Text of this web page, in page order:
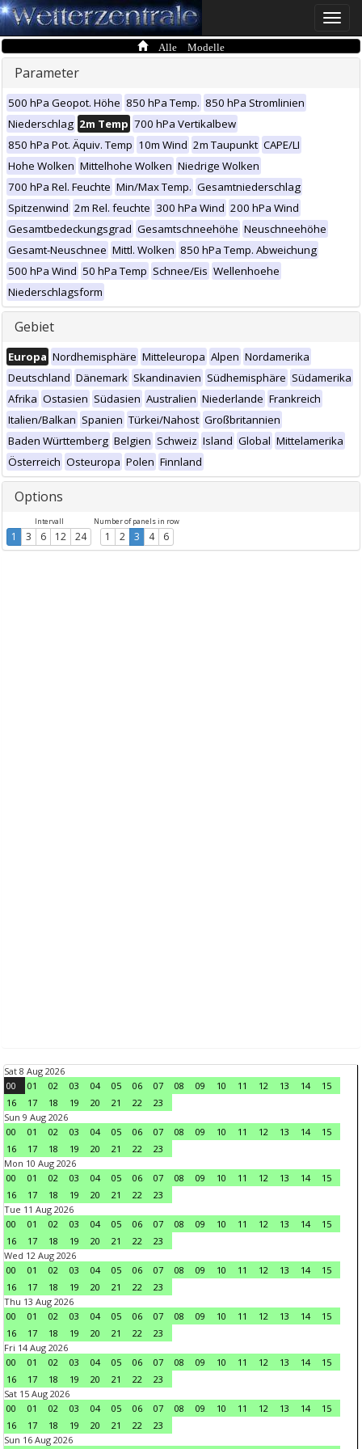
Toggle
Alle Modelle
Parameter
500 hPa Geopot. Höhe 850 hPa Temp. 850 hPa Stromlinien
Niederschlag 2m Temp 700 hPa Vertikalbew
850 hPa Pot. Äquiv. Temp 10m Wind 2m Taupunkt CAPE/LI
Hohe Wolken Mittelhohe Wolken Niedrige Wolken
700 hPa Rel. Feuchte Min/Max Temp. Gesamtniederschlag
Spitzenwind 2m Rel. feuchte 300 hPa Wind 200 hPa Wind
Gesamtbedeckungsgrad Gesamtschneehöhe Neuschneehöhe
Gesamt-Neuschnee Mittl. Wolken 850 hPa Temp. Abweichung
500 hPa Wind 50 hPa Temp Schnee/Eis Wellenhoehe
Niederschlagsform
Gebiet
Europa Nordhemisphäre Mitteleuropa Alpen Nordamerika
Deutschland Dänemark Skandinavien Südhemisphäre Südamerika
Afrika Ostasien Südasien Australien Niederlande Frankreich
Italien/Balkan Spanien Türkei/Nahost Großbritannien
Baden Württemberg Belgien Schweiz Island Global Mittelamerika
Österreich Osteuropa Polen Finnland
Options
Intervall
1 3 6 12 24
Number of panels in row
1 2 3 4 6
Sat 8 Aug 2026
00
01 02 03 04 05 06 07 08 09 10 11 12 13 14
15
16
17 18 19 20 21 22
23
Sun 9 Aug 2026
00
01 02 03 04 05 06 07 08 09 10 11 12 13 14
15
16
17 18 19 20 21 22
23
Mon 10 Aug 2026
00
01 02 03 04 05 06 07 08 09 10 11 12 13 14
15
16
17 18 19 20 21 22
23
Tue 11 Aug 2026
00
01 02 03 04 05 06 07 08 09 10 11 12 13 14
15
16
17 18 19 20 21 22
23
Wed 12 Aug 2026
00
01 02 03 04 05 06 07 08 09 10 11 12 13 14
15
16
17 18 19 20 21 22
23
Thu 13 Aug 2026
00
01 02 03 04 05 06 07 08 09 10 11 12 13 14
15
16
17 18 19 20 21 22
23
Fri 14 Aug 2026
00
01 02 03 04 05 06 07 08 09 10 11 12 13 14
15
16
17 18 19 20 21 22
23
Sat 15 Aug 2026
00
01 02 03 04 05 06 07 08 09 10 11 12 13 14
15
16
17 18 19 20 21 22
23
Sun 16 Aug 2026